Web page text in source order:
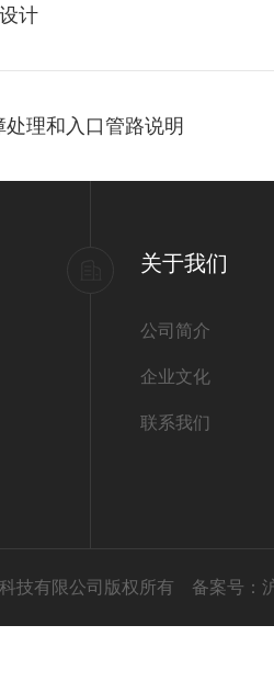
计
理和入口管路说明
关于我们
公司简介
企业文化
联系我们
技有限公司版权所有 备案号：